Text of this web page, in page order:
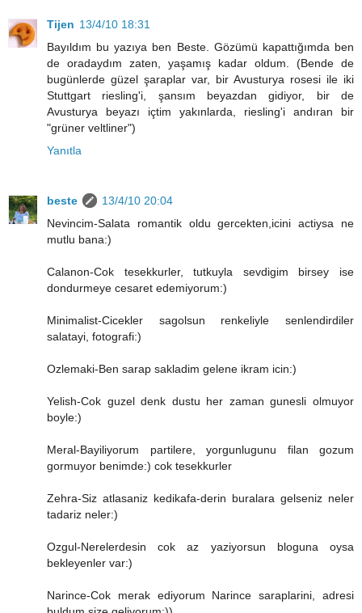
Tijen 13/4/10 18:31
Bayıldım bu yazıya ben Beste. Gözümü kapattığımda ben
de oradaydım zaten, yaşamış kadar oldum. (Bende de
bugünlerde güzel şaraplar var, bir Avusturya rosesi ile iki
Stuttgart riesling'i, şansım beyazdan gidiyor, bir de
Avusturya beyazı içtim yakınlarda, riesling'i andıran bir
"grüner veltliner")
Yanıtla
beste
13/4/10 20:04
Nevincim-Salata romantik oldu gercekten,icini actiysa ne
mutlu bana:)
Calanon-Cok tesekkurler, tutkuyla sevdigim birsey ise
dondurmeye cesaret edemiyorum:)
Minimalist-Cicekler sagolsun renkeliyle senlendirdiler
salatayi, fotografi:)
Ozlemaki-Ben sarap sakladim gelene ikram icin:)
Yelish-Cok guzel denk dustu her zaman gunesli olmuyor
boyle:)
Meral-Bayiliyorum partilere, yorgunlugunu filan gozum
gormuyor benimde:) cok tesekkurler
Zehra-Siz atlasaniz kedikafa-derin buralara gelseniz neler
tadariz neler:)
Ozgul-Nerelerdesin cok az yaziyorsun bloguna oysa
bekleyenler var:)
Narince-Cok merak ediyorum Narince saraplarini, adresi